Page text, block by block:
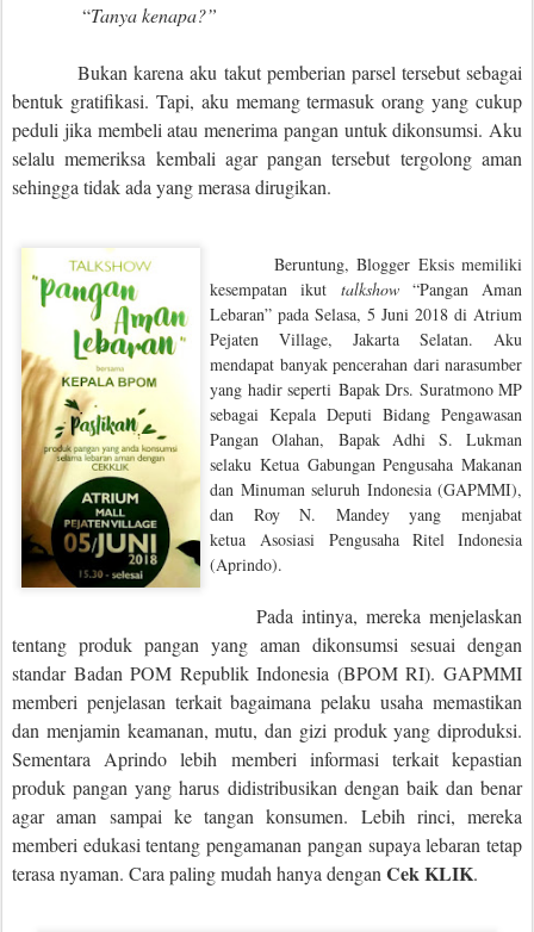
“Tanya kenapa?”
Bukan karena aku takut pemberian parsel tersebut sebagai
bentuk gratifikasi. Tapi, aku memang termasuk orang yang cukup
peduli jika membeli atau menerima pangan untuk dikonsumsi. Aku
selalu memeriksa kembali agar pangan tersebut tergolong aman
sehingga tidak ada yang merasa dirugikan.
Beruntung, Blogger Eksis memiliki
kesempatan ikut talkshow“Pangan Aman
Lebaran” pada Selasa, 5 Juni 2018 di Atrium
Pejaten Village, Jakarta Selatan. Aku
mendapat banyak pencerahan dari narasumber
yang hadir seperti Bapak Drs. Suratmono MP
sebagai Kepala Deputi Bidang Pengawasan
Pangan Olahan, Bapak Adhi S. Lukman
selaku Ketua Gabungan Pengusaha Makanan
dan Minuman seluruh Indonesia (GAPMMI),
dan Roy N. Mandey yang menjabat
ketua Asosiasi Pengusaha Ritel Indonesia
(Aprindo).
Pada intinya, mereka menjelaskan
tentang produk pangan yang aman dikonsumsi sesuai dengan
standar Badan POM Republik Indonesia (BPOM RI). GAPMMI
memberi penjelasan terkait bagaimana pelaku usaha memastikan
dan menjamin keamanan, mutu, dan gizi produk yang diproduksi.
Sementara Aprindo lebih memberi informasi terkait kepastian
produk pangan yang harus didistribusikan dengan baik dan benar
agar aman sampai ke tangan konsumen. Lebih rinci, mereka
memberi edukasi tentang pengamanan pangan supaya lebaran tetap
terasa nyaman. Cara paling mudah hanya dengan Cek KLIK.